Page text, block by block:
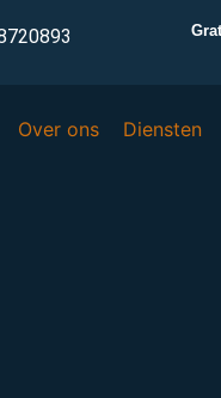
Over ons Diensten